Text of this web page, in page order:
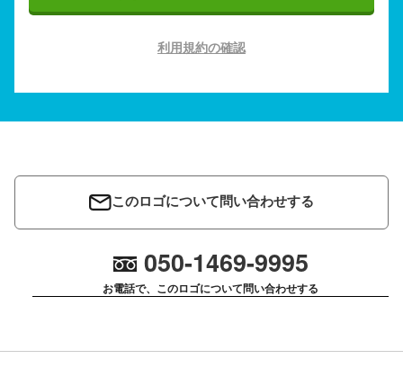
利用規約の確認
このロゴについて問い合わせする
050-1469-9995
お電話で、このロゴについて問い合わせする